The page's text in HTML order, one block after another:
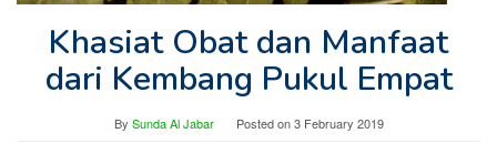
Khasiat Obat dan Manfaat
dari Kembang Pukul Empat
By Sunda Al Jabar Posted on3 February 2019